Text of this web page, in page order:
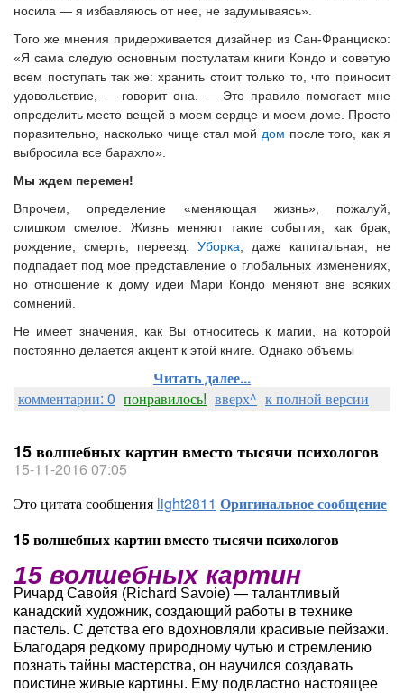
носила — я избавляюсь от нее, не задумываясь».
Того же мнения придерживается дизайнер из Сан-Франциско:
«Я сама следую основным постулатам книги Кондо и советую
всем поступать так же: хранить стоит только то, что приносит
удовольствие, — говорит она. — Это правило помогает мне
определить место вещей в моем сердце и моем доме. Просто
поразительно, насколько чище стал мой дом после того, как я
выбросила все барахло».
Мы ждем перемен!
Впрочем, определение «меняющая жизнь», пожалуй,
слишком смелое. Жизнь меняют такие события, как брак,
рождение, смерть, переезд. Уборка , даже капитальная, не
подпадает под мое представление о глобальных изменениях,
но отношение к дому идеи Мари Кондо меняют вне всяких
сомнений.
Не имеет значения, как Вы относитесь к магии, на которой
постоянно делается акцент к этой книге. Однако объемы
Читать далее...
комментарии: 0 понравилось! вверх^ к полной версии
15 волшебных картин вместо тысячи психологов
15-11-2016 07:05
Это цитата сообщения light2811 Оригинальное сообщение
15 волшебных картин вместо тысячи психологов
15 волшебных картин
Ричард Савойя (Richard Savoie) — талантливый
канадский художник, создающий работы в технике
пастель. С детства его вдохновляли красивые пейзажи.
Благодаря редкому природному чутью и стремлению
познать тайны мастерства, он научился создавать
поистине живые картины. Ему подвластно настоящее